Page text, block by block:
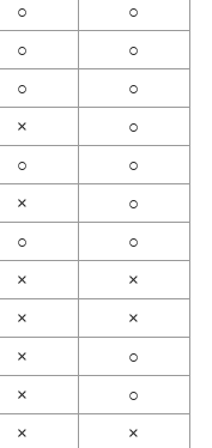
○
○
○
○
○
○
×
○
○
○
×
○
○
○
×
×
×
×
×
○
×
○
×
×